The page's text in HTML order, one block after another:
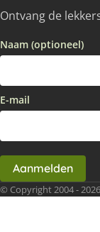
Ontvang de
Naam (optioneel)
E-mail
Aanmelden
© Copyright 2004 -